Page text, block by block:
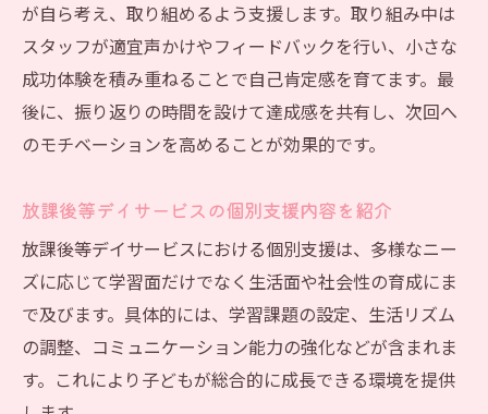
が自ら考え、取り組めるよう支援します。取り組み中は
スタッフが適宜声かけやフィードバックを行い、小さな
成功体験を積み重ねることで自己肯定感を育てます。最
後に、振り返りの時間を設けて達成感を共有し、次回へ
のモチベーションを高めることが効果的です。
放課後等デイサービスの個別支援内容を紹介
放課後等デイサービスにおける個別支援は、多様なニー
ズに応じて学習面だけでなく生活面や社会性の育成にま
で及びます。具体的には、学習課題の設定、生活リズム
の調整、コミュニケーション能力の強化などが含まれま
す。これにより子どもが総合的に成長できる環境を提供